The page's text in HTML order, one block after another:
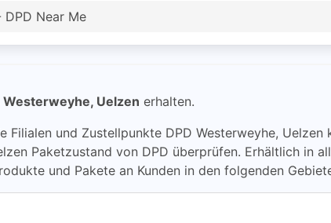
DPD Near Me
Westerweyhe, Uelzen erhalten.
Filialen und Zustellpunkte DPD Westerweyhe, Uelzen
Paketzustand von DPD überprüfen. Erhältlich in
und Pakete an Kunden in den folgenden